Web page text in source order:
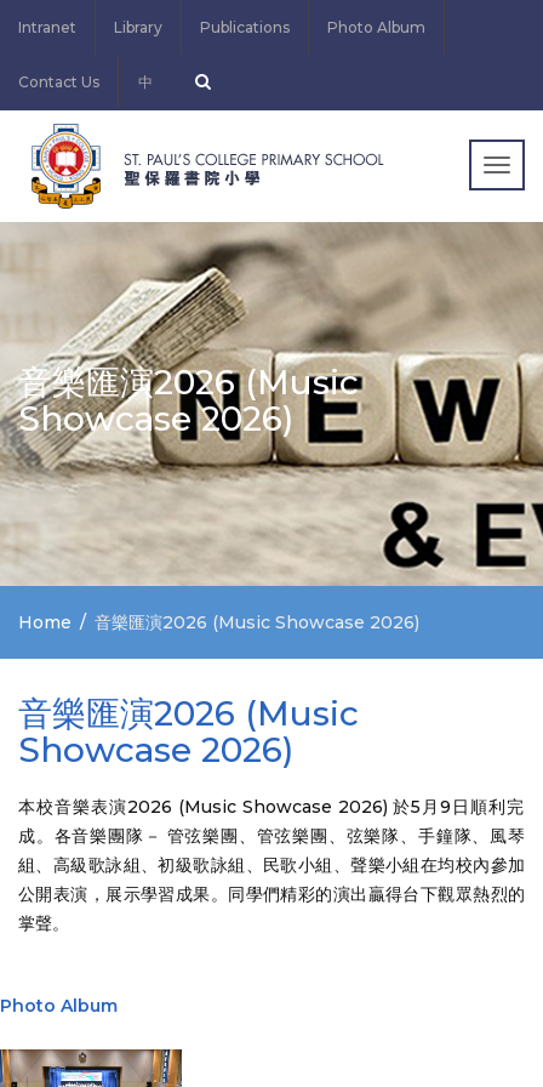
Intranet Library Publications Photo Album
Contact Us 中
音樂匯演2026 (Music
Showcase 2026)
Home 音樂匯演2026 (Music Showcase 2026)
音樂匯演2026 (Music
Showcase 2026)
本校音樂表演2026 (Music Showcase 2026) 於5月9日順利完
成。各音樂團隊－ 管弦樂團、管弦樂團、弦樂隊、手鐘隊、風琴
組、高級歌詠組、初級歌詠組、民歌小組、聲樂小組在均校內參加
公開表演，展示學習成果。同學們精彩的演出贏得台下觀眾熱烈的
掌聲。
Photo Album